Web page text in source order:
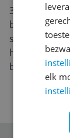
3 sledes om
bergen en te
soepele
handgrepen
bovenste
elk